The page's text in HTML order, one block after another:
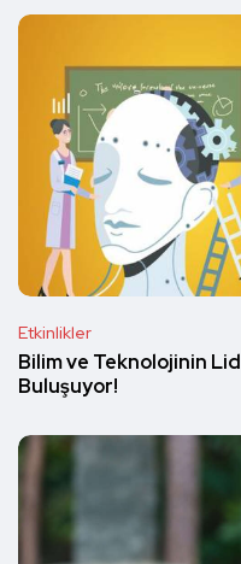
Etkinlikler
Bilim ve Teknolojinin
Buluşuyor!